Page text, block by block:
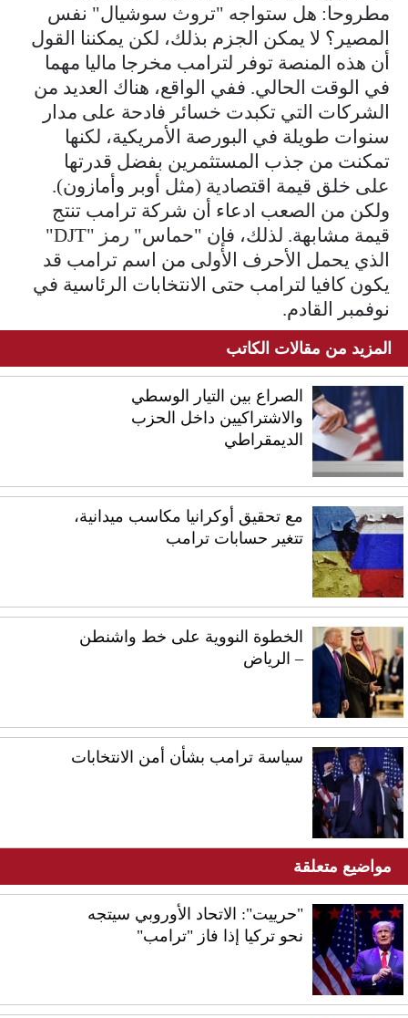
مطروحا: هل ستواجه "تروث سوشيال" نفس
المصير؟ لا يمكن الجزم بذلك، لكن يمكننا القول
أن هذه المنصة توفر لترامب مخرجا ماليا مهما
في الوقت الحالي. ففي الواقع، هناك العديد من
الشركات التي تكبدت خسائر فادحة على مدار
سنوات طويلة في البورصة الأمريكية، لكنها
تمكنت من جذب المستثمرين بفضل قدرتها
على خلق قيمة اقتصادية (مثل أوبر وأمازون).
ولكن من الصعب ادعاء أن شركة ترامب تنتج
قيمة مشابهة. لذلك، فإن "حماس" رمز "DJT"
الذي يحمل الأحرف الأولى من اسم ترامب قد
يكون كافيا لترامب حتى الانتخابات الرئاسية في
نوفمبر القادم.
المزيد من مقالات الكاتب
الصراع بين التيار الوسطي
والاشتراكيين داخل الحزب
الديمقراطي
مع تحقيق أوكرانيا مكاسب ميدانية،
تتغير حسابات ترامب
الخطوة النووية على خط واشنطن
– الرياض
سياسة ترامب بشأن أمن الانتخابات
مواضيع متعلقة
"حرييت": الاتحاد الأوروبي سيتجه
نحو تركيا إذا فاز "ترامب"